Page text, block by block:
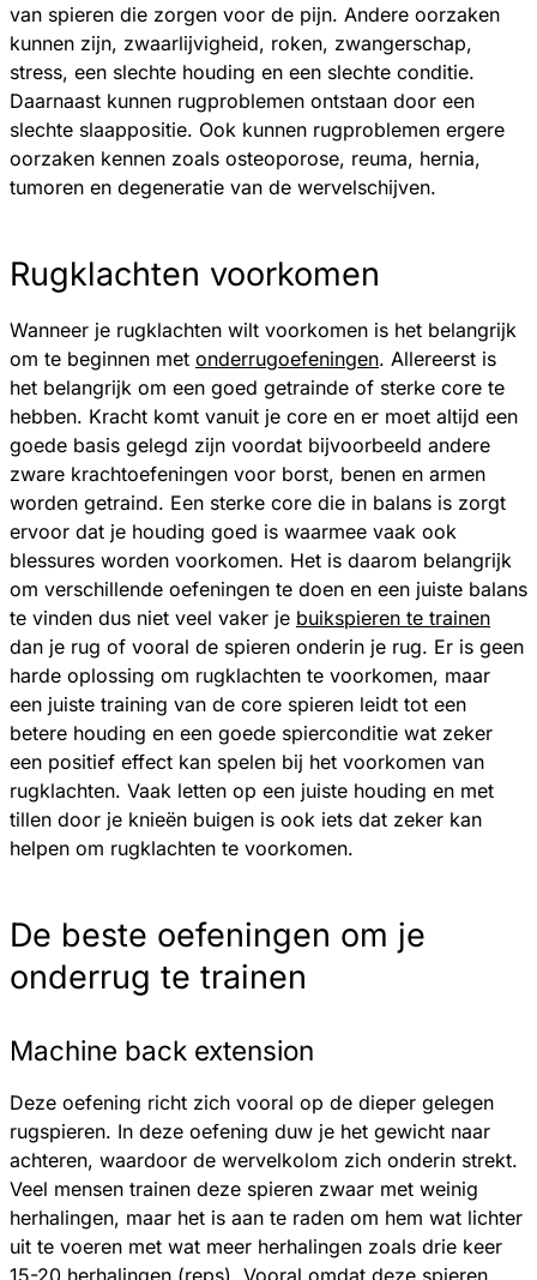
van spieren die zorgen voor de pijn. Andere oorzaken
kunnen zijn, zwaarlijvigheid, roken, zwangerschap,
stress, een slechte houding en een slechte conditie.
Daarnaast kunnen rugproblemen ontstaan door een
slechte slaappositie. Ook kunnen rugproblemen ergere
oorzaken kennen zoals osteoporose, reuma, hernia,
tumoren en degeneratie van de wervelschijven.
Rugklachten voorkomen
Wanneer je rugklachten wilt voorkomen is het belangrijk
om te beginnen met onderrugoefeningen. Allereerst is
het belangrijk om een goed getrainde of sterke core te
hebben. Kracht komt vanuit je core en er moet altijd een
goede basis gelegd zijn voordat bijvoorbeeld andere
zware krachtoefeningen voor borst, benen en armen
worden getraind. Een sterke core die in balans is zorgt
ervoor dat je houding goed is waarmee vaak ook
blessures worden voorkomen. Het is daarom belangrijk
om verschillende oefeningen te doen en een juiste balans
te vinden dus niet veel vaker je buikspieren te trainen
dan je rug of vooral de spieren onderin je rug. Er is geen
harde oplossing om rugklachten te voorkomen, maar
een juiste training van de core spieren leidt tot een
betere houding en een goede spierconditie wat zeker
een positief effect kan spelen bij het voorkomen van
rugklachten. Vaak letten op een juiste houding en met
tillen door je knieën buigen is ook iets dat zeker kan
helpen om rugklachten te voorkomen.
De beste oefeningen om je
onderrug te trainen
Machine back extension
Deze oefening richt zich vooral op de dieper gelegen
rugspieren. In deze oefening duw je het gewicht naar
achteren, waardoor de wervelkolom zich onderin strekt.
Veel mensen trainen deze spieren zwaar met weinig
herhalingen, maar het is aan te raden om hem wat lichter
uit te voeren met wat meer herhalingen zoals drie keer
15-20 herhalingen (reps). Vooral omdat deze spieren